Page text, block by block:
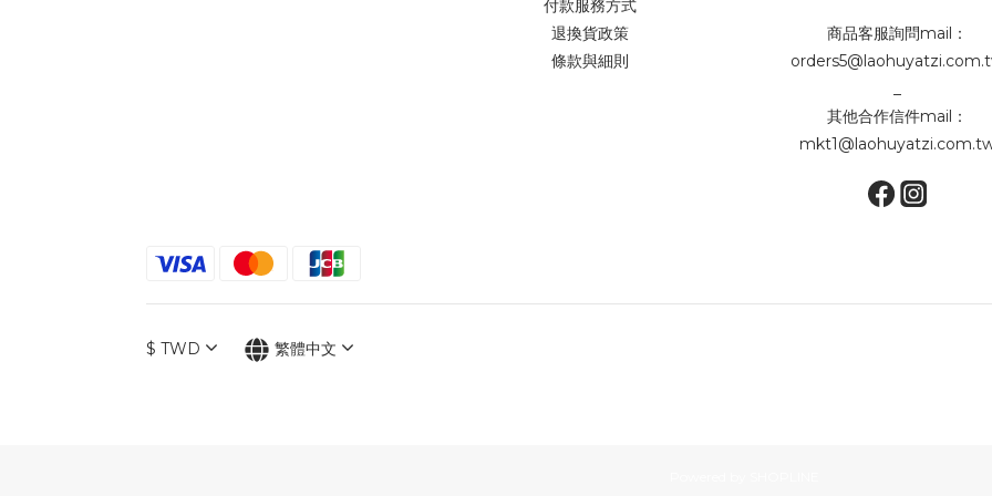
付款服務方式
退換貨政策
條款與細則
商品客服詢問mail：
其他合作信件mail：
$ TWD 繁體中文